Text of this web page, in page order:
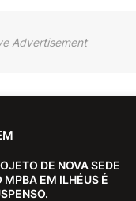
Advertisement
DE NOVA SEDE
MPBA EM ILHÉUS É